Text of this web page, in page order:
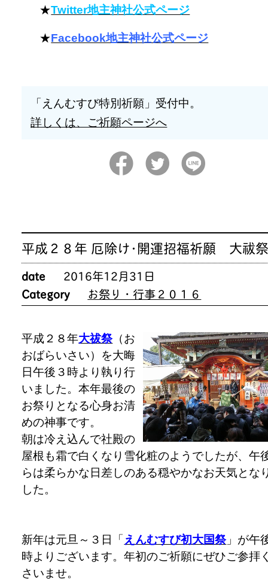
★Twitter地主神社公式ページ
★Facebook地主神社公式ページ
「えんむすび特別祈願」受付中。
詳しくは、ご祈願ページへ
平成２８年 厄除け･開運招福祈願 大祓
date
2016年12月31日
Category
お祭り・行事２０１６
平成２８年大祓祭（お
おばらいさい）を大晦
日午後３時より執り行
いました。本年最後の
お祭りとなる心身お清
めの神事です。
朝は冷え込んで社殿の
屋根も霜で白くなり雪化粧のようでしたが、午
らは柔らかな日差しのある穏やかなお天気とな
した。
新年は元旦～３日「 えんむすび初大国祭」が午
時よりございます。年初のご祈願にぜひご参拝
さいませ。